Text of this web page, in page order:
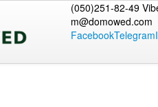
(050)251-82-49
m@domowed.com
FacebookTelegram